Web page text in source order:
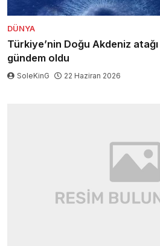
DÜNYA
Türkiye’nin Doğu Akdeniz
gündem oldu
SoleKinG 22 Haziran 2026